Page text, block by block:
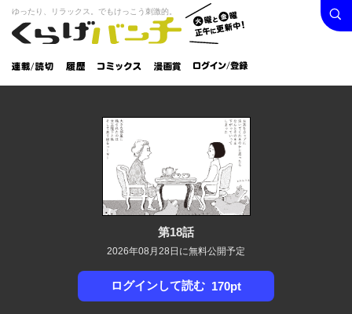
くらげバンチ
火曜と
金曜正
午に更
新中！
ゆったり、リラックス。でもけっこう刺激的。
連載/読
切
履
歴
コミック
漫画
賞
ログイン /
登録
検索
第18話
2026年08月28日に無料公開予定
ログインして読む 170pt